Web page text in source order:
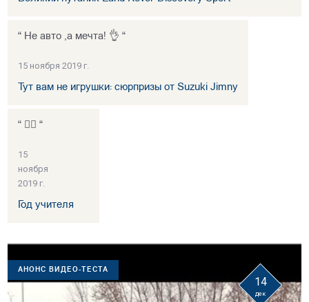
“ Не авто ,а мечта! 👌 “
15 ноября 2019 г.
Тут вам не игрушки: сюрпризы от Suzuki Jimny
“ 👍🏻 “
15
ноября
2019 г.
Год учителя
АНОНС ВИДЕО-ТЕСТА
14
дек